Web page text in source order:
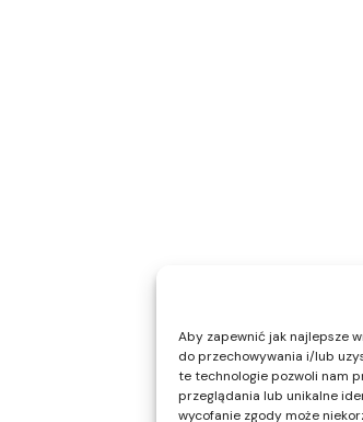
Aby zapewnić jak najlepsze
do przechowywania i/lub
te technologie pozwoli nam
przeglądania lub unikalne
wycofanie zgody może